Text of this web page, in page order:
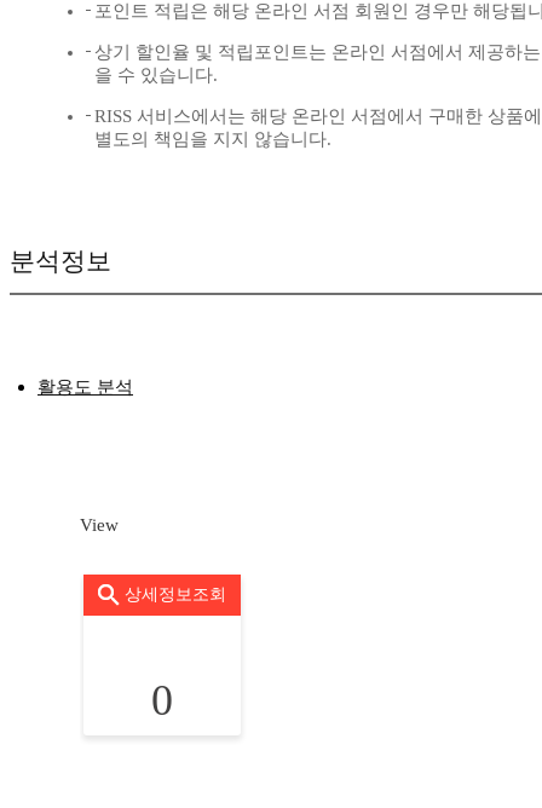
포인트 적립은 해당 온라인 서점 회원인 경우만 해당됩
상기 할인율 및 적립포인트는 온라인 서점에서 제공하
을 수 있습니다.
RISS 서비스에서는 해당 온라인 서점에서 구매한 상품
별도의 책임을 지지 않습니다.
분석정보
활용도 분석
View
상세정보조회
0